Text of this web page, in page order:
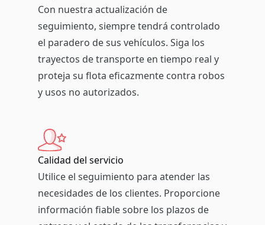
Con nuestra actualización de
seguimiento, siempre tendrá controlado
el paradero de sus vehículos. Siga los
trayectos de transporte en tiempo real y
proteja su flota eficazmente contra robos
y usos no autorizados.
Calidad del servicio
Utilice el seguimiento para atender las
necesidades de los clientes. Proporcione
información fiable sobre los plazos de